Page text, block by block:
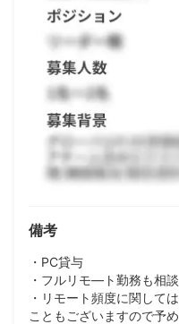
備考
・PC貸与
・フルリモ―ト勤務も相
・リモート頻度に関して
こともございますので予